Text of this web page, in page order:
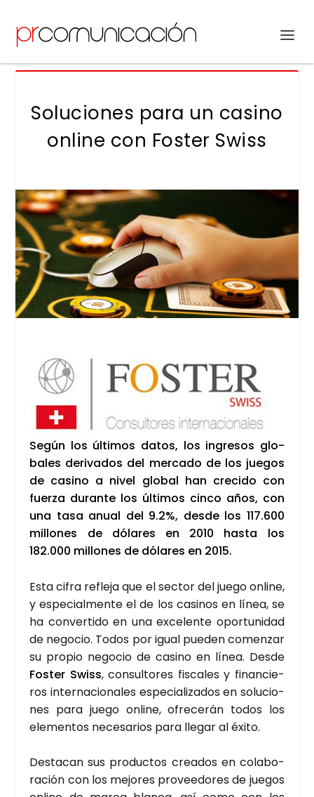
Soluciones para un casino
online con Foster Swiss
Según los últi­mos datos, los ingre­sos glo­
ba­les deri­va­dos del mer­ca­do de los jue­gos
de casino a nivel glo­bal han cre­ci­do con
fuer­za duran­te los últi­mos cin­co años, con
una tasa anual del 9.2%, des­de los 117.600
millo­nes de dóla­res en 2010 has­ta los
182.000 millo­nes de dóla­res en 2015.
Esta cifra refle­ja que el sec­tor del jue­go onli­ne,
y espe­cial­men­te el de los casi­nos en línea, se
ha con­ver­ti­do en una exce­len­te opor­tu­ni­dad
de nego­cio. Todos por igual pue­den comen­zar
su pro­pio nego­cio de casino en línea. Des­de
Fos­ter Swiss, con­sul­to­res fis­ca­les y finan­cie­
ros inter­na­cio­na­les espe­cia­li­za­dos en solu­cio­
nes para jue­go onli­ne, ofre­ce­rán todos los
ele­men­tos nece­sa­rios para lle­gar al éxi­to.
Des­ta­can sus pro­duc­tos crea­dos en cola­bo­
ra­ción con los mejo­res pro­vee­do­res de jue­gos